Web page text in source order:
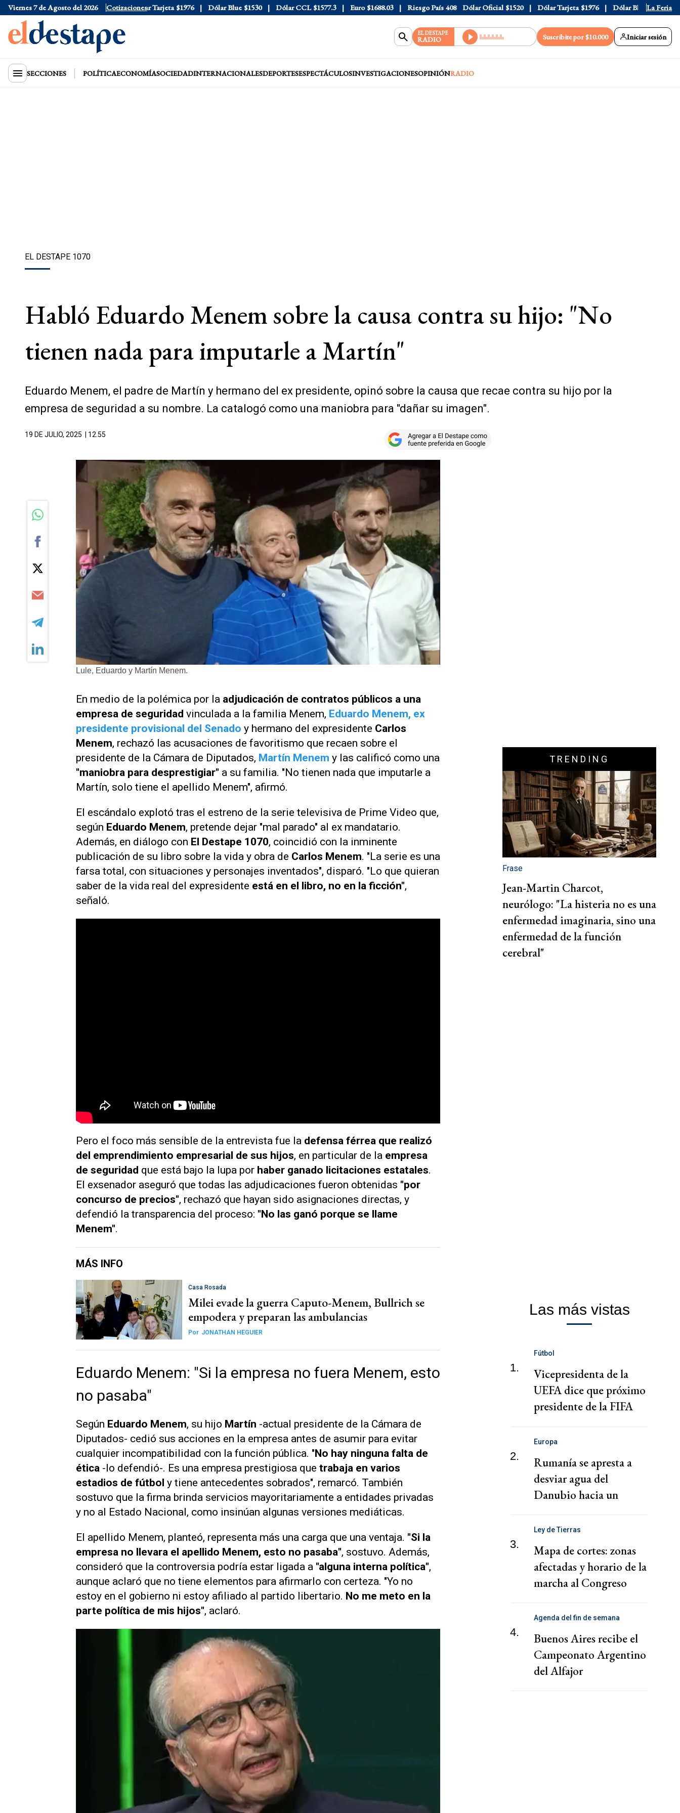
Viernes 7 de Agosto del 2026 Cotizaciones
Dólar Oficial $1520 Dólar Tarjeta $1976 Dólar Blue $1530 Dólar CCL $1577.3 Euro $1688.03 Riesgo País 408 Dólar Oficial $1520 Dólar Tarjeta $1976 Dólar Blue $1530La Feria
EL DESTAPE
RADIO Suscribite por $10.000 Iniciar sesión
SECCIONES POLÍTICAECONOMÍASOCIEDADINTERNACIONALESDEPORTESESPECTÁCULOSINVESTIGACIONESOPINIÓNRADIO
EL DESTAPE 1070
Habló Eduardo Menem sobre la causa contra su hijo: "No
tienen nada para imputarle a Martín"
Eduardo Menem, el padre de Martín y hermano del ex presidente, opinó sobre la causa que recae contra su hijo por la
empresa de seguridad a su nombre. La catalogó como una maniobra para "dañar su imagen".
19 DE JULIO, 2025 | 12.55
Lule, Eduardo y Martín Menem.
En medio de la polémica por la adjudicación de contratos públicos a una
empresa de seguridad vinculada a la familia Menem, Eduardo Menem, ex
presidente provisional del Senado y hermano del expresidente Carlos
Menem, rechazó las acusaciones de favoritismo que recaen sobre el
presidente de la Cámara de Diputados, Martín Menem y las calificó como una
"maniobra para desprestigiar" a su familia. "No tienen nada que imputarle a
Martín, solo tiene el apellido Menem", afirmó.
El escándalo explotó tras el estreno de la serie televisiva de Prime Video que,
según Eduardo Menem, pretende dejar "mal parado" al ex mandatario.
Además, en diálogo con El Destape 1070, coincidió con la inminente
publicación de su libro sobre la vida y obra de Carlos Menem. "La serie es una
farsa total, con situaciones y personajes inventados", disparó. "Lo que quieran
saber de la vida real del expresidente está en el libro, no en la ficción",
señaló.
Pero el foco más sensible de la entrevista fue la defensa férrea que realizó
del emprendimiento empresarial de sus hijos, en particular de la empresa
de seguridad que está bajo la lupa por haber ganado licitaciones estatales.
El exsenador aseguró que todas las adjudicaciones fueron obtenidas "por
concurso de precios", rechazó que hayan sido asignaciones directas, y
defendió la transparencia del proceso: "No las ganó porque se llame
Menem".
MÁS INFO
Casa Rosada
Milei evade la guerra Caputo-Menem, Bullrich se
empodera y preparan las ambulancias
Por JONATHAN HEGUIER
Eduardo Menem: "Si la empresa no fuera Menem, esto
no pasaba"
Según Eduardo Menem, su hijo Martín -actual presidente de la Cámara de
Diputados- cedió sus acciones en la empresa antes de asumir para evitar
cualquier incompatibilidad con la función pública. "No hay ninguna falta de
ética -lo defendió-. Es una empresa prestigiosa que trabaja en varios
estadios de fútbol y tiene antecedentes sobrados", remarcó. También
sostuvo que la firma brinda servicios mayoritariamente a entidades privadas
y no al Estado Nacional, como insinúan algunas versiones mediáticas.
El apellido Menem, planteó, representa más una carga que una ventaja. "Si la
empresa no llevara el apellido Menem, esto no pasaba", sostuvo. Además,
consideró que la controversia podría estar ligada a "alguna interna política",
aunque aclaró que no tiene elementos para afirmarlo con certeza. "Yo no
estoy en el gobierno ni estoy afiliado al partido libertario. No me meto en la
parte política de mis hijos", aclaró.
TRENDING
Frase
Jean-Martin Charcot,
neurólogo: "La histeria no es una
enfermedad imaginaria, sino una
enfermedad de la función
cerebral"
Las más vistas
1.
Fútbol
Vicepresidenta de la
UEFA dice que próximo
presidente de la FIFA
del deporte"
2.
Europa
Rumanía se apresta a
desviar agua del
Danubio hacia un
inminente parada
3.
Ley de Tierras
Mapa de cortes: zonas
afectadas y horario de la
marcha al Congreso
4.
Agenda del fin de semana
Buenos Aires recibe el
Campeonato Argentino
del Alfajor